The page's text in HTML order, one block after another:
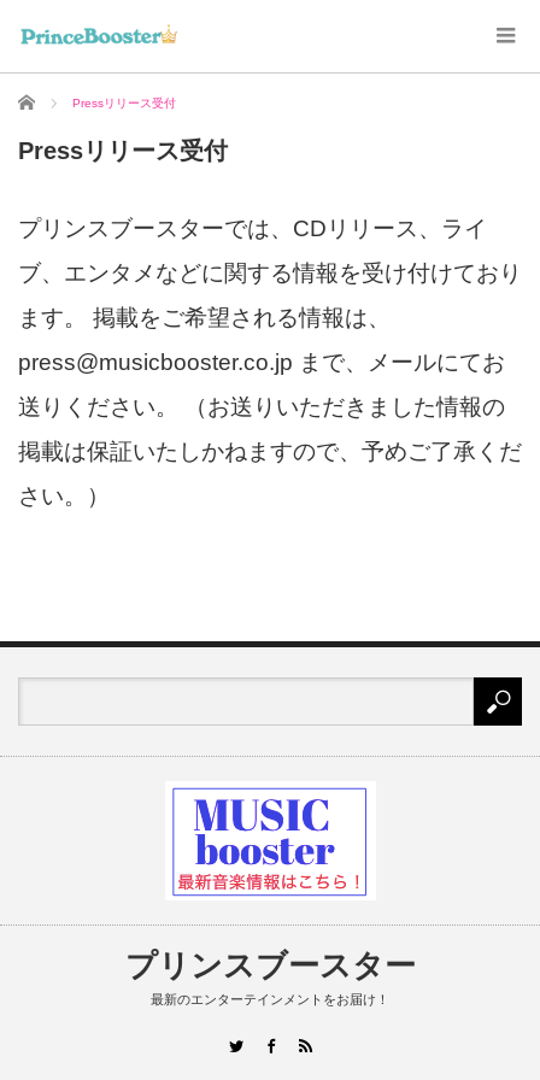
ホーム Pressリリース受付
Pressリリース受付
プリンスブースターでは、CDリリース、ライ
ブ、エンタメなどに関する情報を受け付けており
ます。 掲載をご希望される情報は、
press@musicbooster.co.jp まで、メールにてお
送りください。 （お送りいただきました情報の
掲載は保証いたしかねますので、予めご了承くだ
さい。）
プリンスブースター
最新のエンターテインメントをお届け！
TwitterFacebook